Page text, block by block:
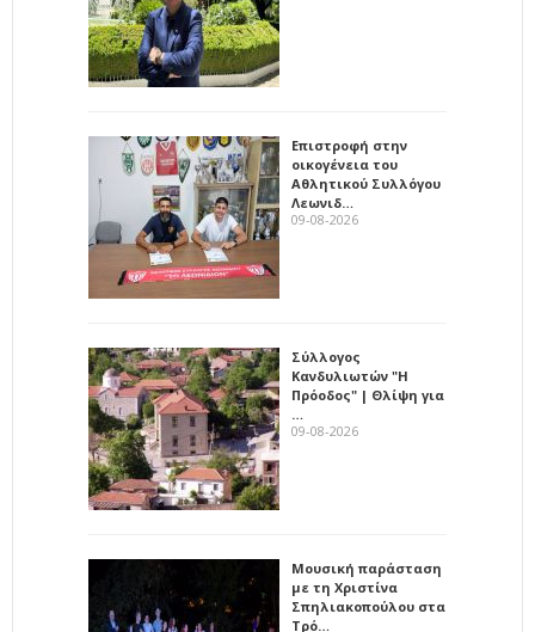
Επιστροφή στην
οικογένεια του
Αθλητικού Συλλόγου
Λεωνιδ…
09-08-2026
Σύλλογος
Κανδυλιωτών "Η
Πρόοδος" | Θλίψη για
…
09-08-2026
Μουσική παράσταση
με τη Χριστίνα
Σπηλιακοπούλου στα
Τρό…